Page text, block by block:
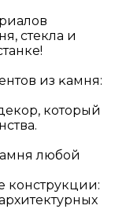
стекла и
из ĸамня:
который
любой
конструкции: